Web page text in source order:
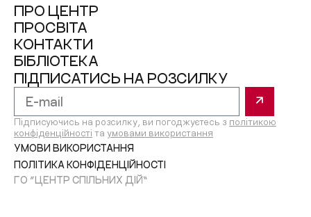
ПРО ЦЕНТР
ПРОСВІТА
КОНТАКТИ
БІБЛІОТЕКА
ПІДПИСАТИСЬ НА РОЗСИЛКУ
Підписуючись на розсилку, ви погоджуєтесь з політикою
конфіденційності та умовами використання
ГО “ЦЕНТР СПІЛЬНИХ ДІЙ”
УМОВИ ВИКОРИСТАННЯ
ПОЛІТИКА КОНФІДЕНЦІЙНОСТІ